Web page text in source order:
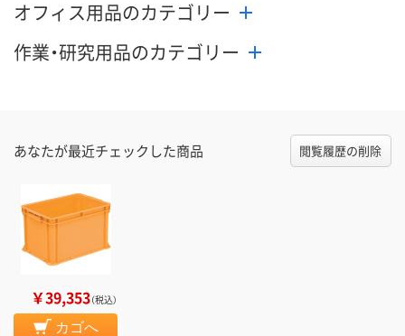
オフィス用品のカテゴリー
作業・研究用品のカテゴリー
あなたが最近チェックした商品 閲覧履歴の削除
￥39,353（税込）
カゴへ